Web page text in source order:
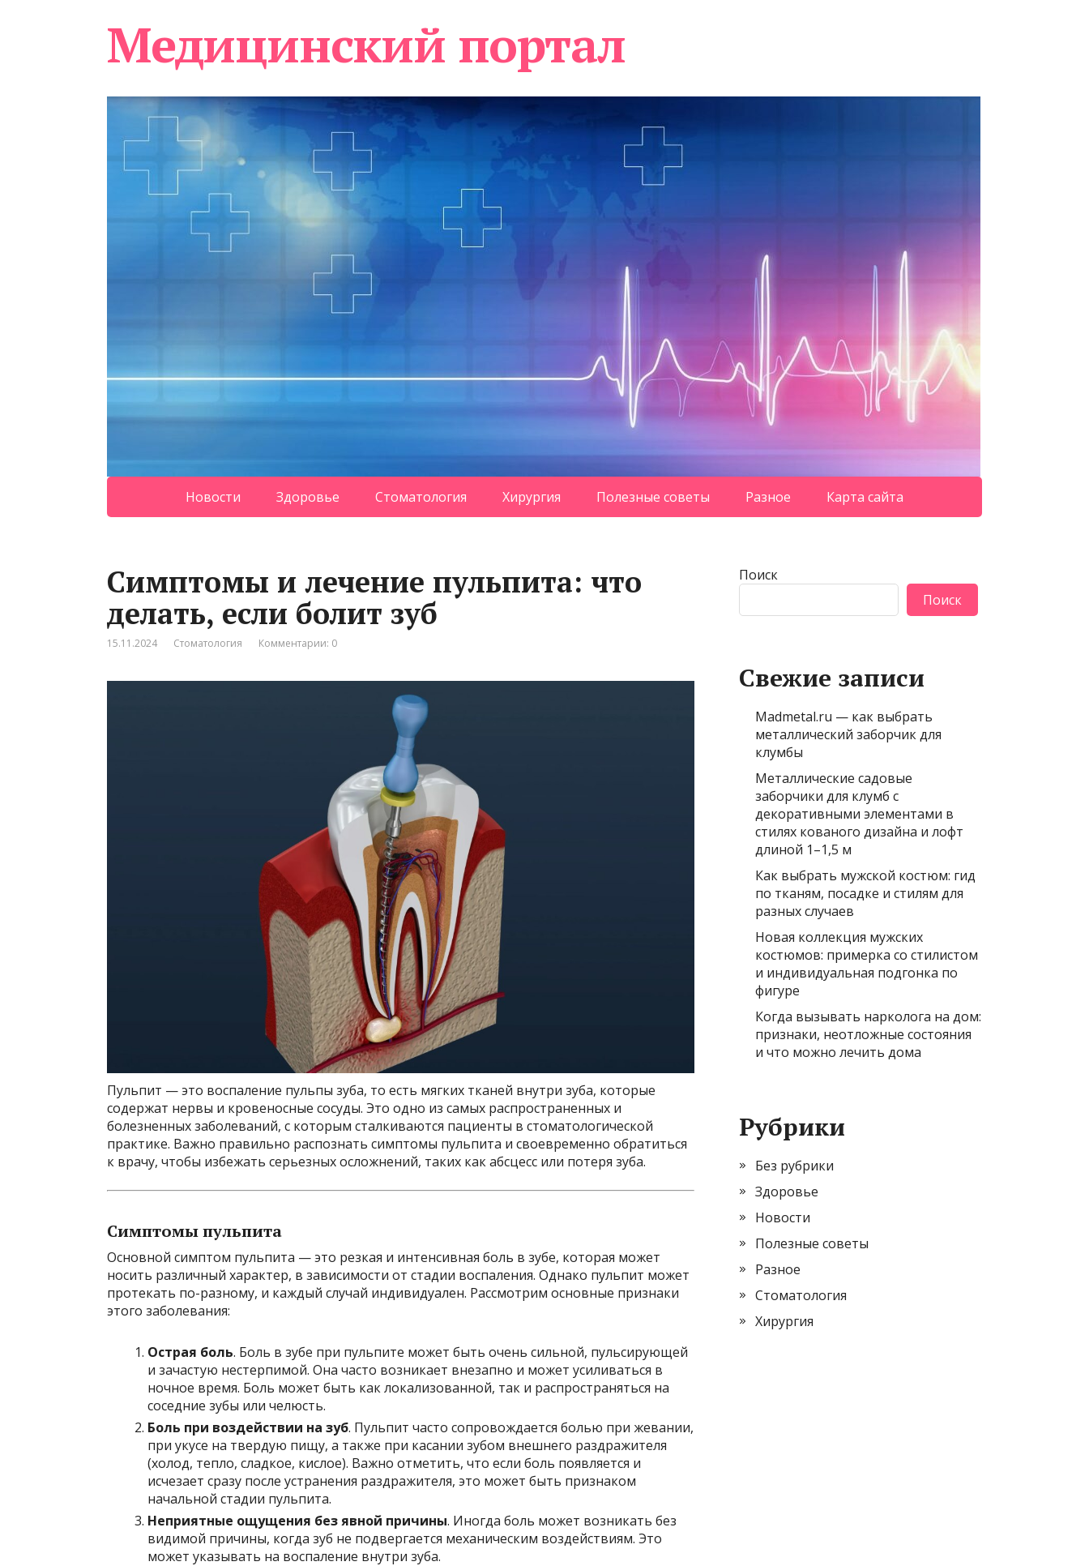
Медицинский портал
Новости Здоровье Стоматология Хирургия Полезные советы Разное Карта сайта
Симптомы и лечение пульпита: что
делать, если болит зуб
15.11.2024 Стоматология Комментарии: 0
Пульпит — это воспаление пульпы зуба, то есть мягких тканей внутри зуба, которые
содержат нервы и кровеносные сосуды. Это одно из самых распространенных и
болезненных заболеваний, с которым сталкиваются пациенты в стоматологической
практике. Важно правильно распознать симптомы пульпита и своевременно обратиться
к врачу, чтобы избежать серьезных осложнений, таких как абсцесс или потеря зуба.
Симптомы пульпита
Основной симптом пульпита — это резкая и интенсивная боль в зубе, которая может
носить различный характер, в зависимости от стадии воспаления. Однако пульпит может
протекать по-разному, и каждый случай индивидуален. Рассмотрим основные признаки
этого заболевания:
Острая боль. Боль в зубе при пульпите может быть очень сильной, пульсирующей
и зачастую нестерпимой. Она часто возникает внезапно и может усиливаться в
ночное время. Боль может быть как локализованной, так и распространяться на
соседние зубы или челюсть.
Боль при воздействии на зуб. Пульпит часто сопровождается болью при жевании,
при укусе на твердую пищу, а также при касании зубом внешнего раздражителя
(холод, тепло, сладкое, кислое). Важно отметить, что если боль появляется и
исчезает сразу после устранения раздражителя, это может быть признаком
начальной стадии пульпита.
Неприятные ощущения без явной причины. Иногда боль может возникать без
видимой причины, когда зуб не подвергается механическим воздействиям. Это
может указывать на воспаление внутри зуба.
Поиск
Поиск
Свежие записи
Madmetal.ru — как выбрать
металлический заборчик для
клумбы
Металлические садовые
заборчики для клумб с
декоративными элементами в
стилях кованого дизайна и лофт
длиной 1–1,5 м
Как выбрать мужской костюм: гид
по тканям, посадке и стилям для
разных случаев
Новая коллекция мужских
костюмов: примерка со стилистом
и индивидуальная подгонка по
фигуре
Когда вызывать нарколога на дом:
признаки, неотложные состояния
и что можно лечить дома
Рубрики
Без рубрики
Здоровье
Новости
Полезные советы
Разное
Стоматология
Хирургия